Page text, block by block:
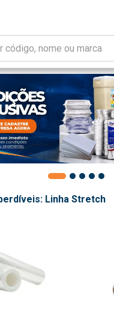
Linha Stretch